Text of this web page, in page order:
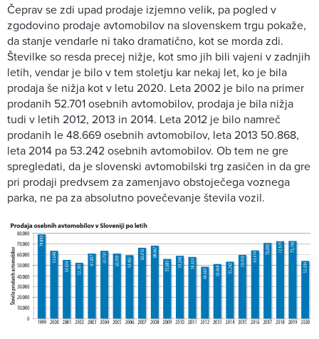
Čeprav se zdi upad prodaje izjemno velik, pa pogled v
zgodovino prodaje avtomobilov na slovenskem trgu pokaže,
da stanje vendarle ni tako dramatično, kot se morda zdi.
Številke so resda precej nižje, kot smo jih bili vajeni v zadnjih
letih, vendar je bilo v tem stoletju kar nekaj let, ko je bila
prodaja še nižja kot v letu 2020. Leta 2002 je bilo na primer
prodanih 52.701 osebnih avtomobilov, prodaja je bila nižja
tudi v letih 2012, 2013 in 2014. Leta 2012 je bilo namreč
prodanih le 48.669 osebnih avtomobilov, leta 2013 50.868,
leta 2014 pa 53.242 osebnih avtomobilov. Ob tem ne gre
spregledati, da je slovenski avtomobilski trg zasičen in da gre
pri prodaji predvsem za zamenjavo obstoječega voznega
parka, ne pa za absolutno povečevanje števila vozil.